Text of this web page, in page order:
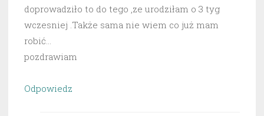
doprowadziło to do tego ,ze urodziłam o 3 tyg
wczesniej .Także sama nie wiem co już mam
robić…
pozdrawiam
Odpowiedz